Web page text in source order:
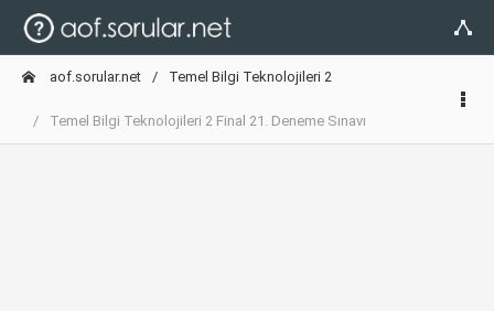
aof.sorular.net Temel Bilgi Teknolojileri 2
Temel Bilgi Teknolojileri 2 Final 21. Deneme Sınavı